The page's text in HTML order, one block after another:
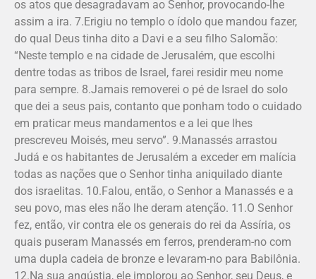
os atos que desagradavam ao Senhor, provocando-lhe
assim a ira. 7.Erigiu no templo o ídolo que mandou fazer,
do qual Deus tinha dito a Davi e a seu filho Salomão:
“Neste templo e na cidade de Jerusalém, que escolhi
dentre todas as tribos de Israel, farei residir meu nome
para sempre. 8.Jamais removerei o pé de Israel do solo
que dei a seus pais, contanto que ponham todo o cuidado
em praticar meus mandamentos e a lei que lhes
prescreveu Moisés, meu servo”. 9.Manassés arrastou
Judá e os habitantes de Jerusalém a exceder em malícia
todas as nações que o Senhor tinha aniquilado diante
dos israelitas. 10.Falou, então, o Senhor a Manassés e a
seu povo, mas eles não lhe deram atenção. 11.O Senhor
fez, então, vir contra ele os generais do rei da Assíria, os
quais puseram Manassés em ferros, prenderam-no com
uma dupla cadeia de bronze e levaram-no para Babilônia.
12.Na sua angústia, ele implorou ao Senhor, seu Deus, e